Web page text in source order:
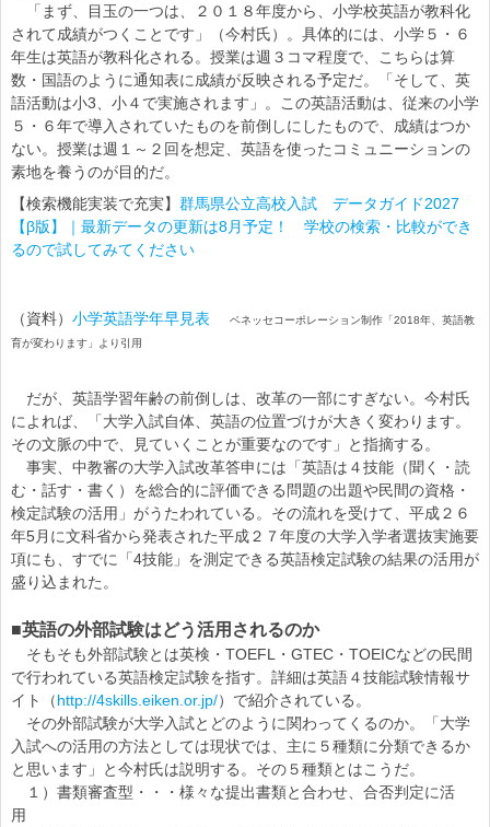
「まず、目玉の一つは、２０１８年度から、小学校英語が教科化
されて成績がつくことです」（今村氏）。具体的には、小学５・６
年生は英語が教科化される。授業は週３コマ程度で、こちらは算
数・国語のように通知表に成績が反映される予定だ。「そして、英
語活動は小3、小４で実施されます」。この英語活動は、従来の小学
５・６年で導入されていたものを前倒しにしたもので、成績はつか
ない。授業は週１～２回を想定、英語を使ったコミュニーションの
素地を養うのが目的だ。
【検索機能実装で充実】 群馬県公立高校入試 データガイド2027
【β版】｜最新データの更新は8月予定！ 学校の検索・比較ができ
るので試してみてください
（資料） 小学英語学年早見表
ベネッセコーポレーション制作「2018年、英語教
育が変わります」より引用
だが、英語学習年齢の前倒しは、改革の一部にすぎない。今村氏
によれば、「大学入試自体、英語の位置づけが大きく変わります。
その文脈の中で、見ていくことが重要なのです」と指摘する。
事実、中教審の大学入試改革答申には「英語は４技能（聞く・読
む・話す・書く）を総合的に評価できる問題の出題や民間の資格・
検定試験の活用」がうたわれている。その流れを受けて、平成２６
年5月に文科省から発表された平成２７年度の大学入学者選抜実施要
項にも、すでに「4技能」を測定できる英語検定試験の結果の活用が
盛り込まれた。
■英語の外部試験はどう活用されるのか
そもそも外部試験とは英検・TOEFL・GTEC・TOEICなどの民間
で行われている英語検定試験を指す。詳細は英語４技能試験情報サ
イト（http://4skills.eiken.or.jp/）で紹介されている。
その外部試験が大学入試とどのように関わってくるのか。「大学
入試への活用の方法としては現状では、主に５種類に分類できるか
と思います」と今村氏は説明する。その５種類とはこうだ。
１）書類審査型・・・様々な提出書類と合わせ、合否判定に活
用